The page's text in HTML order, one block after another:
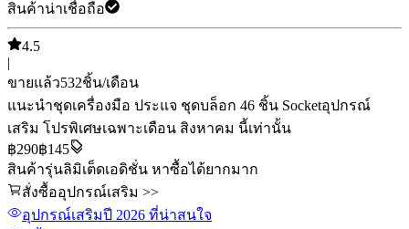
สินค้าน่าเชื่อถือ
4.5
|
ขายแล้ว532ชิ้น/เดือน
แนะนำชุดเครื่องมือ ประแจ ชุดบล็อก 46 ชิ้น Socketอุปกรณ์
เสริม โปรพิเศษเฉพาะเดือน สิงหาคม นี้เท่านั้น
฿290฿145
สินค้ารุ่นลิมิเต็ดเอดิชั่น หาซื้อได้ยากมาก
สั่งซื้ออุปกรณ์เสริม >>
อุปกรณ์เสริมปี 2026 ที่น่าสนใจ